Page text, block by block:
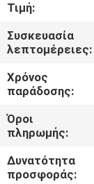
ΜΑΣ
ΕΛΆΤΕ
ΣΕ
ΕΠΑΦΉ
ΜΕ
ΕΙΔΉΣΕΙΣ
Τιμή:
Συσκευασία
λεπτομέρειες:
Χρόνος
παράδοσης:
Όροι
πληρωμής:
Δυνατότητα
προσφοράς: